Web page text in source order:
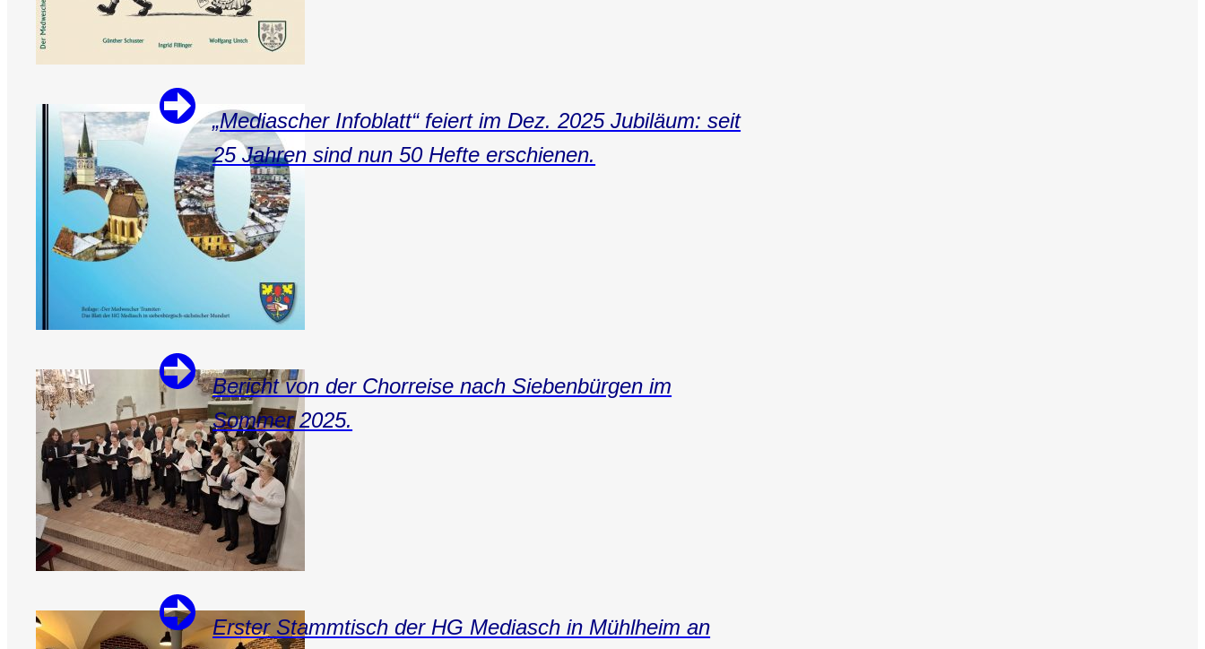
„Mediascher Infoblatt“ feiert im Dez. 2025 Jubiläum: seit
25 Jahren sind nun 50 Hefte erschienen.
Bericht von der Chorreise nach Siebenbürgen im
Sommer 2025.
Erster Stammtisch der HG Mediasch in Mühlheim an